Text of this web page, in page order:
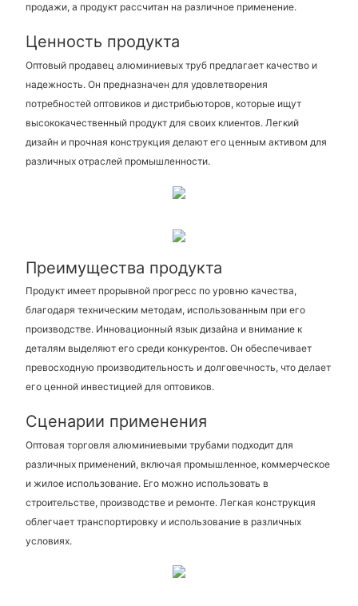
продажи, а продукт рассчитан на различное применение.
Ценность продукта
Оптовый продавец алюминиевых труб предлагает качество и
надежность. Он предназначен для удовлетворения
потребностей оптовиков и дистрибьюторов, которые ищут
высококачественный продукт для своих клиентов. Легкий
дизайн и прочная конструкция делают его ценным активом для
различных отраслей промышленности.
Преимущества продукта
Продукт имеет прорывной прогресс по уровню качества,
благодаря техническим методам, использованным при его
производстве. Инновационный язык дизайна и внимание к
деталям выделяют его среди конкурентов. Он обеспечивает
превосходную производительность и долговечность, что делает
его ценной инвестицией для оптовиков.
Сценарии применения
Оптовая торговля алюминиевыми трубами подходит для
различных применений, включая промышленное, коммерческое
и жилое использование. Его можно использовать в
строительстве, производстве и ремонте. Легкая конструкция
облегчает транспортировку и использование в различных
условиях.